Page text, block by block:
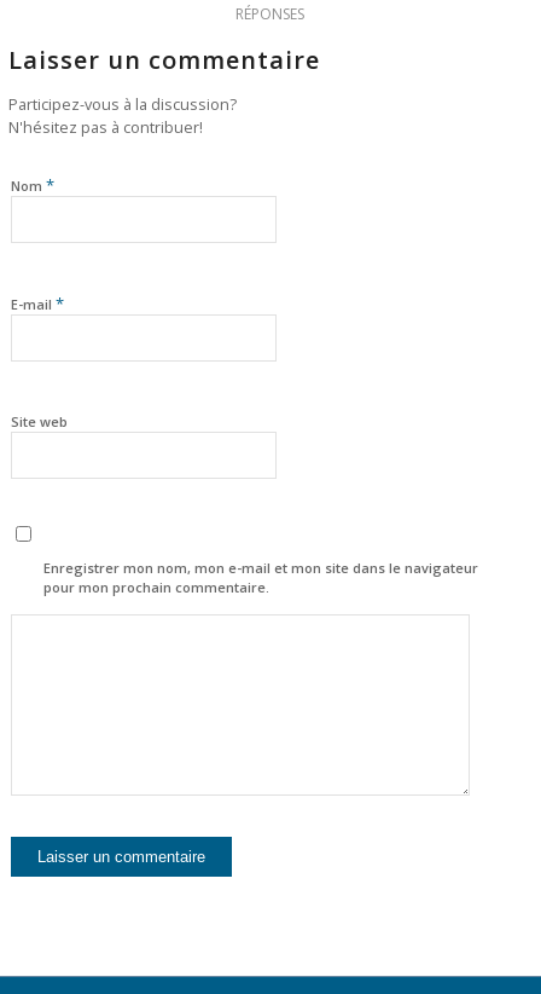
RÉPONSES
Laisser un commentaire
Participez-vous à la discussion?
N'hésitez pas à contribuer!
Nom *
E-mail *
Site web
Enregistrer mon nom, mon e-mail et mon site dans le navigateur
pour mon prochain commentaire.